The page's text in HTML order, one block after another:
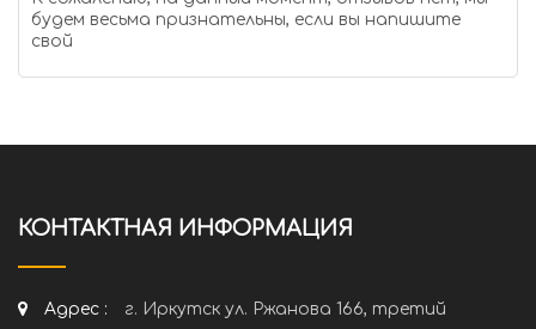
будем весьма признательны, если вы напишите
свой
КОНТАКТНАЯ ИНФОРМАЦИЯ
Адрес :
г. Иркутск ул. Ржанова 166, третий